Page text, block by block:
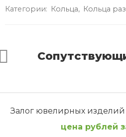
Категории: Кольца, Кольца
Залог ювелирных изделий
цена рублей